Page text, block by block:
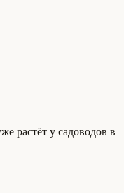
растёт у садоводов в